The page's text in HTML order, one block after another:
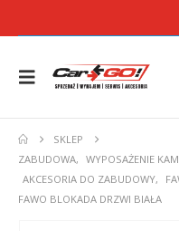
SKLEP
ZABUDOWA, WYPOSAŻENIE
AKCESORIA DO ZABUDOWY,
FAWO BLOKADA DRZWI BIAŁA